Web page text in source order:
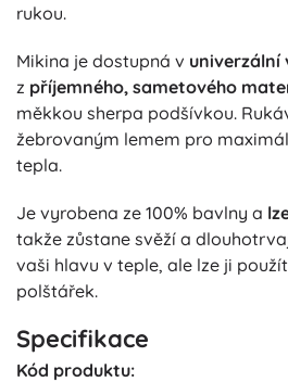
rukou.
Mikina je dostupná v univerzální
z příjemného, sametového
měkkou sherpa podšívkou.
žebrovaným lemem pro
tepla.
Je vyrobena ze 100% bavlny a
takže zůstane svěží a
vaši hlavu v teple, ale lze ji
polštářek.
Specifikace
Kód produktu: